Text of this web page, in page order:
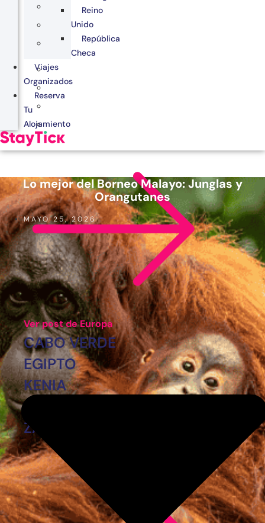
Ver post de Europa
CABO VERDE
EGIPTO
KENIA
MARRUECOS
ZANZÍBAR
Reino
Unido
República
Checa
Viajes
Organizados
Reserva
Tu
Alojamiento
Lo mejor del Borneo Malayo: Junglas y
Orangutanes
MAYO 25, 2026